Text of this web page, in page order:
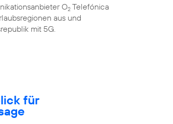
O2 Telefónica
aus und
mit 5G.
für